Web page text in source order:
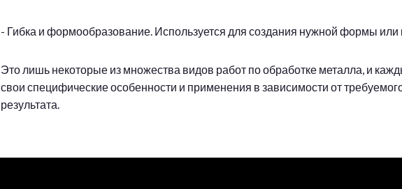
- Гибка и формообразование. Используется для создания нужной формы или
Это лишь некоторые из множества видов работ по обработке металла, и
свои специфические особенности и применения в зависимости от
результата.